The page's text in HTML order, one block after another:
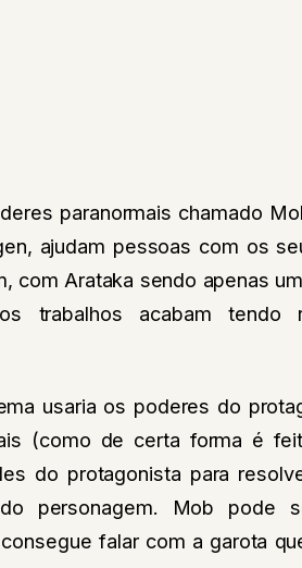
paranormais chamado
ajudam pessoas com os
com Arataka sendo apenas
trabalhos acabam tendo
usaria os poderes do
(como de certa forma é
do protagonista para
personagem. Mob pode
falar com a garota